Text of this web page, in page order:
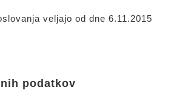
veljajo od dne 6.11.2015
podatkov